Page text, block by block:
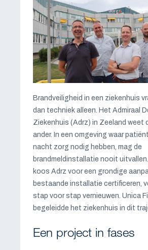
Brandveiligheid in een ziekenhuis
dan techniek alleen. Het Admiraal
Ziekenhuis (Adrz) in Zeeland weet
ander. In een omgeving waar
nacht zorg nodig hebben, mag de
brandmeldinstallatie nooit
koos Adrz voor een grondige
bestaande installatie certificeren,
stap voor stap vernieuwen. Unica
begeleidde het ziekenhuis in dit
Een project in fases